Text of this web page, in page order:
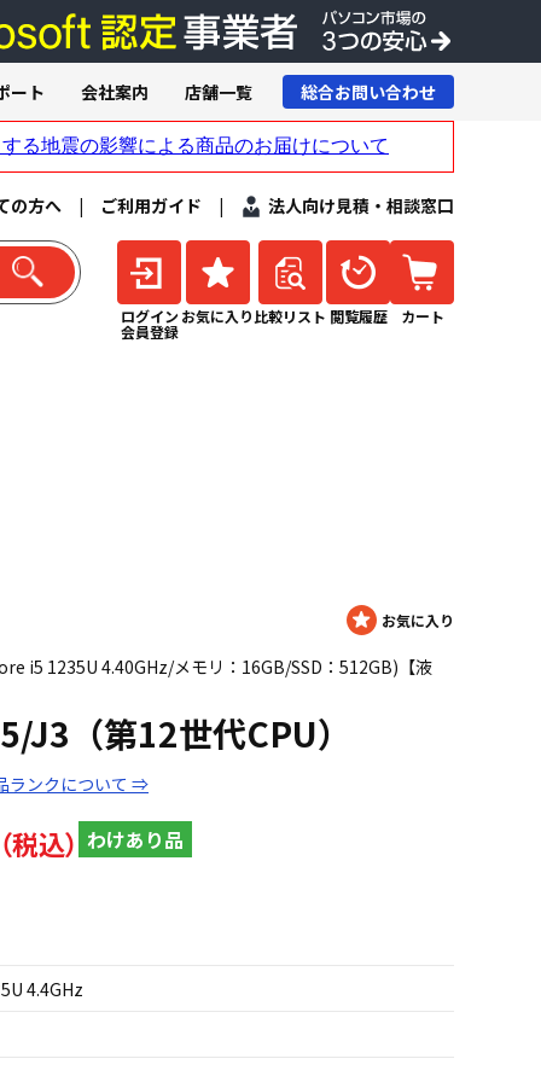
の方へ | ご利用ガイド | 法人向け見積・相談窓口
ログイン
会員登録
お気に入り 比較リスト 閲覧履歴 カート
ート 会社案内 店舗一覧 総合お問い合わせ
i5 1235U 4.40GHz/メモリ：16GB/SSD：512GB)【液
J3（第12世代CPU）
ランクについて ⇒
わけあり品
4.4GHz